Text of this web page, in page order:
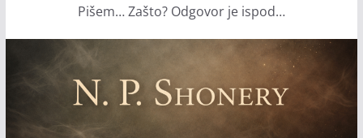
t
Pišem… Zašto? Odgovor je ispod…